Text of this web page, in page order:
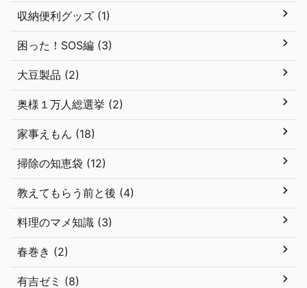
収納便利グッズ (1)
困った！SOS編 (3)
大豆製品 (2)
奥様１万人総選挙 (2)
家事えもん (18)
掃除の知恵袋 (12)
教えてもらう前と後 (4)
料理のマメ知識 (3)
春巻き (2)
有吉ゼミ (8)